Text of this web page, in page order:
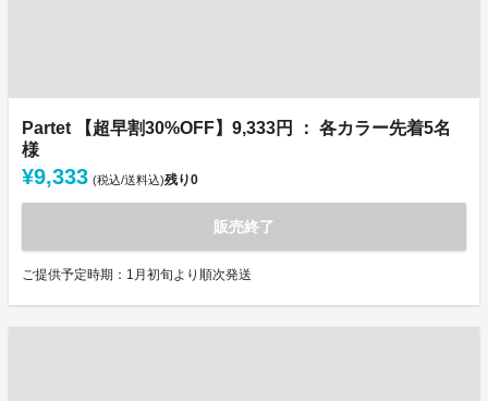
Partet 【超早割30%OFF】9,333円 ： 各カラー先着5名
様
¥9,333 (税込/送料込)残り0
販売終了
ご提供予定時期：1月初旬より順次発送